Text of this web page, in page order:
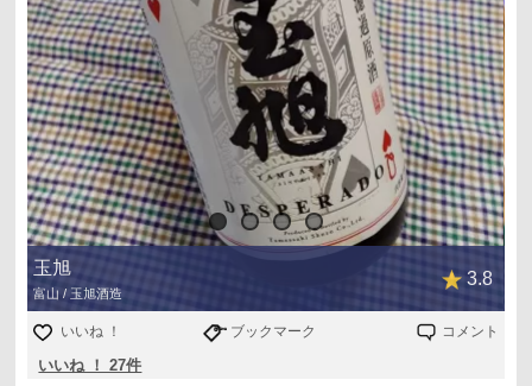
玉旭
富山 / 玉旭酒造
3.8
いいね ！ ブックマーク コメント
いいね ！ 27件